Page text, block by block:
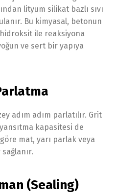
lityum silikat bazlı sıvı
Bu kimyasal, betonun
ile reaksiyona
ve sert bir yapıya
adım adım parlatılır. Grit
kapasitesi de
mat, yarı parlak veya
(Sealing)